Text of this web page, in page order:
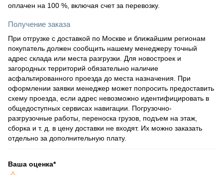
оплачен на 100 %, включая счет за перевозку.
Получение заказа
При отгрузке с доставкой по Москве и ближайшим регионам
покупатель должен сообщить нашему менеджеру точный
адрес склада или места разгрузки. Для новостроек и
загородных территорий обязательно наличие
асфальтированного проезда до места назначения. При
оформлении заявки менеджер может попросить предоставить
схему проезда, если адрес невозможно идентифицировать в
общедоступных сервисах навигации. Погрузочно-
разгрузочные работы, переноска грузов, подъем на этаж,
сборка и т. д. в цену доставки не входят. Их можно заказать
отдельно за дополнительную плату.
Ваша оценка*